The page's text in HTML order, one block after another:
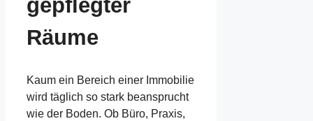
gepflegter
Räume
Kaum ein Bereich einer Immobilie
wird täglich so stark beansprucht
wie der Boden. Ob Büro, Praxis,